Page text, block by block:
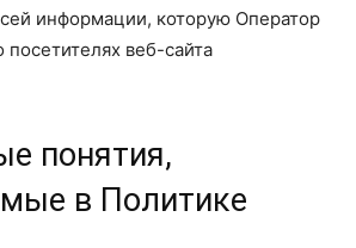
информации, которую Оператор
веб-сайта
понятия,
в Политике